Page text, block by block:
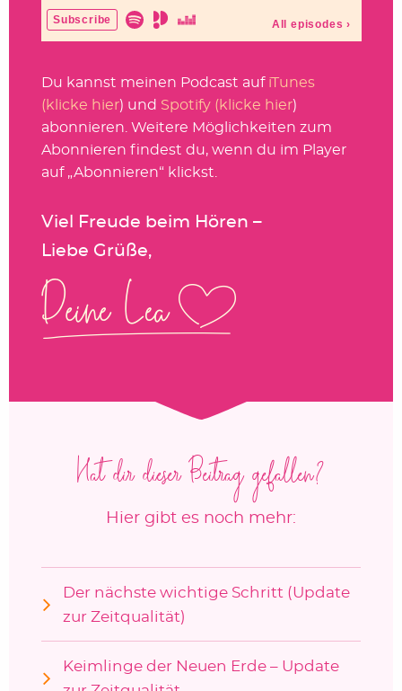
Du kannst meinen Podcast auf iTunes
(klicke hier) und Spotify (klicke hier)
abonnieren. Weitere Möglichkeiten zum
Abonnieren findest du, wenn du im Player
auf „Abonnieren“ klickst.
Viel Freude beim Hören –
Liebe Grüße,
Hat dir dieser Beitrag gefallen?
Hier gibt es noch mehr:
Der nächste wichtige Schritt (Update
zur Zeitqualität)
Keimlinge der Neuen Erde – Update